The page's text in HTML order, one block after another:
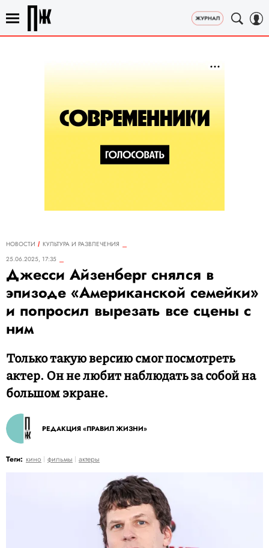
НОВОСТИ
КУЛЬТУРА И РАЗВЛЕЧЕНИЯ
25.06.2025, 17:35
Джесси Айзенберг снялся в
эпизоде «Американской семейки»
и попросил вырезать все сцены с
ним
Только такую версию смог посмотреть
актер. Он не любит наблюдать за собой на
большом экране.
РЕДАКЦИЯ «ПРАВИЛ ЖИЗНИ»
Теги: кино фильмы актеры